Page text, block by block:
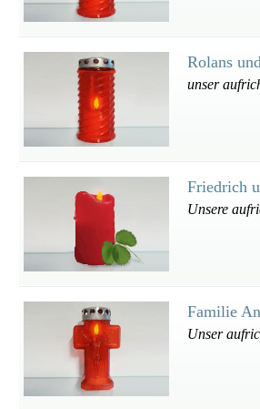
Rolans
unser
Friedrich
Unsere
Familie
Unser